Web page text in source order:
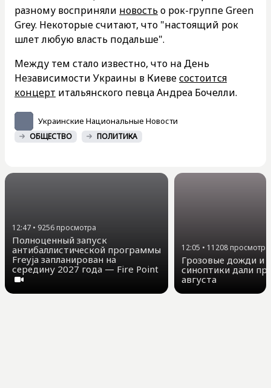
разному восприняли новость о рок-группе Green
Grey. Некоторые считают, что "настоящий рок
шлет любую власть подальше".
Между тем стало известно, что на День
Независимости Украины в Киевесостоится
концерт итальянского певца Андреа Бочелли.
Украинские Национальные Новости
ОБЩЕСТВО ПОЛИТИКА
12:47 • 9256 просмотра
Полноценный запуск
антибаллистической программы
Freyja запланирован на
середину 2027 года — Fire Point
12:05 • 11208просмотра
Грозовые дожди и
синоптики дали
августа